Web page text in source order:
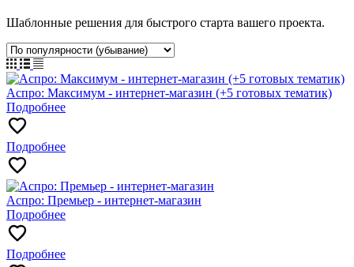
Шаблонные решения для быстрого старта вашего проекта.
Аспро: Максимум - интернет-магазин (+5 готовых тематик)
Подробнее
Подробнее
Аспро: Премьер - интернет-магазин
Подробнее
Подробнее